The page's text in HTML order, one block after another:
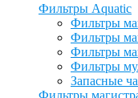
Фильтры Aquatic
Фильтры
Фильтры
Фильтры
Фильтры
Запасные
Фильтры